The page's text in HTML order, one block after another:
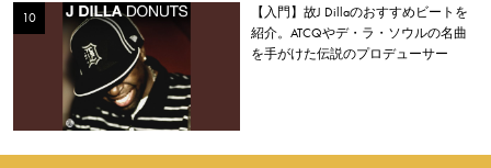
【入門】故J Dillaのおすすめビートを
紹介。ATCQやデ・ラ・ソウルの名曲
を手がけた伝説のプロデューサー